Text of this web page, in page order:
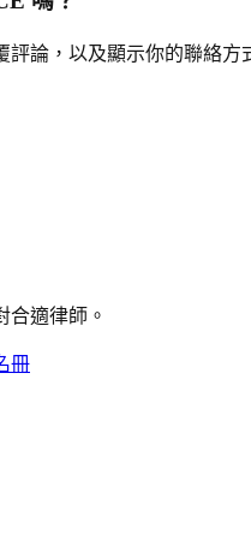
論，以及顯示你的聯絡方
合適律師。
冊